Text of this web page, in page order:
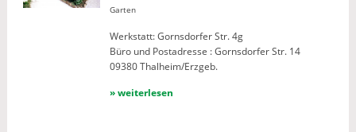
Garten
Werkstatt: Gornsdorfer Str. 4g
Büro und Postadresse : Gornsdorfer Str. 14
09380 Thalheim/Erzgeb.
» weiterlesen